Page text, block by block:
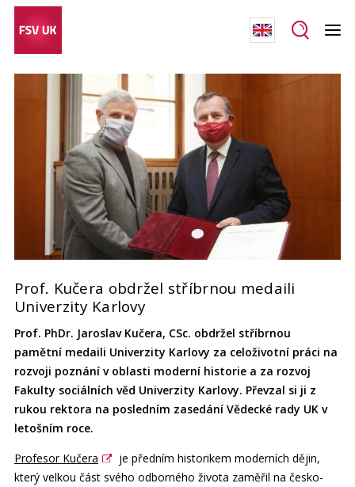
Prof. Kučera obdržel stříbrnou medaili
Univerzity Karlovy
Prof. PhDr. Jaroslav Kučera, CSc. obdržel stříbrnou
pamětní medaili Univerzity Karlovy za celoživotní práci na
rozvoji poznání v oblasti moderní historie a za rozvoj
Fakulty sociálních věd Univerzity Karlovy. Převzal si ji z
rukou rektora na posledním zasedání Vědecké rady UK v
letošním roce.
Profesor Kučera
je předním historikem moderních dějin,
který velkou část svého odborného života zaměřil na česko-